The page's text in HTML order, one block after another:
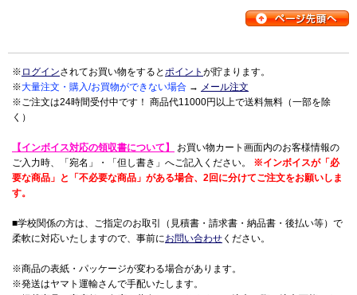
※ ログインされてお買い物をするとポイント が貯まります。
※大量注文・購入/お買物ができない場合 → メール注文
※ご注文は24時間受付中です！ 商品代11000円以上で送料無料（一部を除
く）
【インボイス対応の領収書について】
お買い物カート画面内のお客様情報の
ご入力時、「宛名」・「但し書き」へご記入ください。 ※インボイスが「必
要な商品」と「不必要な商品」がある場合、2回に分けてご注文をお願いしま
す。
■学校関係の方は、ご指定のお取引（見積書・請求書・納品書・後払い等）で
柔軟に対応いたしますので、事前にお問い合わせ ください。
※商品の表紙・パッケージが変わる場合があります。
※発送はヤマト運輸さんで手配いたします。